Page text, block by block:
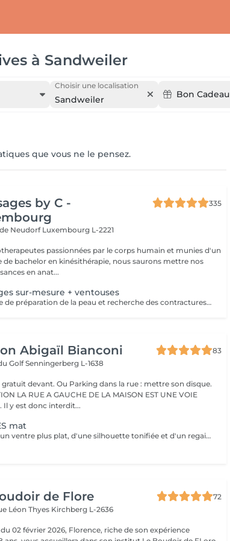
à Sandweiler
Choisir une localisation
Sandweiler Bon Cadeau
que vous ne le pensez.
by C -
335
de NeudorfLuxembourg L-2221
passionnées par le corps humain et munies d'un
de bachelor en kinésithérapie, nous saurons mettre nos
en anat...
sur-mesure + ventouses
Massage de préparation de la peau et recherche des contractures suivis pas la pose des ventouses. Le vide est créé à l'aide d'une flamme, aucune sensation de chaud n'est ressentie durant le procédé et la technique est peu douloureuse. Le but de la cupping therapy est de soulager les tensions musculaires tout en promouvant la circulation sanguine et lymphatique.
Abigaïl Bianconi
83
GolfSenningerberg L-1638
gratuit devant. Ou Parking dans la rue : mettre son disque.
LA RUE A GAUCHE DE LA MAISON EST UNE VOIE
Il y est donc interdit...
mat
Envie d'un ventre plus plat, d'une silhouette tonifiée et d'un regain d'énergie ? Rejoignez mon cours de Pilates Mat en petit groupe ! Chaque séance vous fait travailler les abdominaux profonds, améliore votre posture, soulage le mal de dos et sculpte votre corps efficacement. Avec seulement 5 places disponibles, vous profitez d'un suivi personnalisé et de corrections adaptées pour maximiser vos résultats. Merci de prévoir l'appoint en espèces. 36 rue du Golf L-1638 Senningerberg Parking gratuit Toute réservation non honorée est due. Toute réservation non annulée 48h avant est due.
de Flore
72
Léon Thyes Kirchberg L-2636
2026, Florence, riche de son expérience